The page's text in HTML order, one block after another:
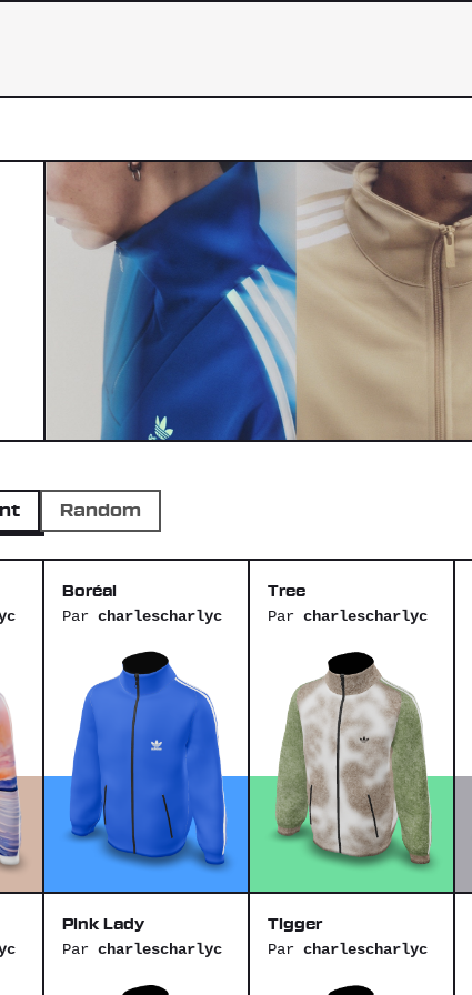
Random
Boréal
Par charlescharlyc
Tree
Par charlescharlyc
Pink Lady
Par charlescharlyc
Tigger
Par charlescharlyc